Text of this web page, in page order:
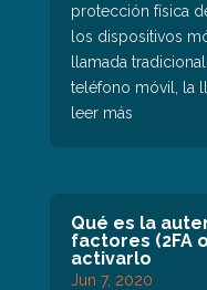
protección física
los dispositivos
llamada
teléfono móvil, la
leer más
Qué es la
factores (2FA
activarlo
Jun 7, 2020